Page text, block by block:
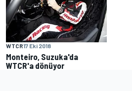
WTCR17 Eki 2018
Monteiro, Suzuka'da
WTCR'a dönüyor